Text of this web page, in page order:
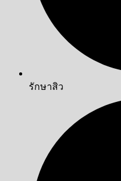
รักษาสิว